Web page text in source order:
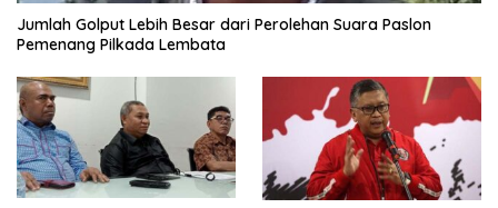
Jumlah Golput Lebih Besar dari Perolehan Suara Paslon
Pemenang Pilkada Lembata